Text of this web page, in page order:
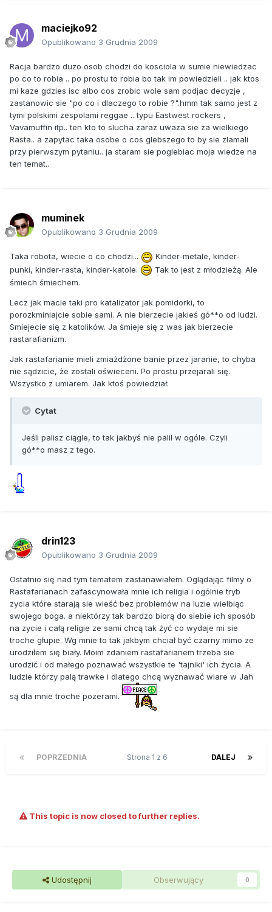
maciejko92
Opublikowano 3 Grudnia 2009
Racja bardzo duzo osob chodzi do kosciola w sumie niewiedzac
po co to robia .. po prostu to robia bo tak im powiedzieli .. jak ktos
mi kaze gdzies isc albo cos zrobic wole sam podjac decyzje ,
zastanowic sie "po co i dlaczego to robie ?".hmm tak samo jest z
tymi polskimi zespolami reggae .. typu Eastwest rockers ,
Vavamuffin itp.. ten kto to slucha zaraz uwaza sie za wielkiego
Rasta.. a zapytac taka osobe o cos glebszego to by sie zlamali
przy pierwszym pytaniu.. ja staram sie poglebiac moja wiedze na
ten temat..
muminek
Opublikowano 3 Grudnia 2009
Taka robota, wiecie o co chodzi...
Kinder-metale, kinder-
punki, kinder-rasta, kinder-katole.
Tak to jest z młodzieżą. Ale
śmiech śmiechem.
Lecz jak macie taki pro katalizator jak pomidorki, to
porozkminiajcie sobie sami. A nie bierzecie jakieś gó**o od ludzi.
Smiejecie się z katolików. Ja śmieje się z was jak bierzecie
rastarafianizm.
Jak rastafarianie mieli zmiażdżone banie przez jaranie, to chyba
nie sądzicie, że zostali oświeceni. Po prostu przejarali się.
Wszystko z umiarem. Jak ktoś powiedział:
Cytat
Jeśli palisz ciągle, to tak jakbyś nie palil w ogóle. Czyli
gó**o masz z tego.
drin123
Opublikowano 3 Grudnia 2009
Ostatnio się nad tym tematem zastanawiałem. Oglądając filmy o
Rastafarianach zafascynowała mnie ich religia i ogólnie tryb
zycia które starają sie wieść bez problemów na luzie wielbiąc
swojego boga. a niektórzy tak bardzo biorą do siebie ich sposób
na zycie i całą religie ze sami chcą tak żyć co wydaje mi sie
troche głupie. Wg mnie to tak jakbym chciał być czarny mimo ze
urodziłem się biały. Moim zdaniem rastafarianem trzeba sie
urodzić i od małego poznawać wszystkie te 'tajniki' ich życia. A
ludzie którzy palą trawke i dlatego chcą wyznawać wiare w Jah
są dla mnie troche pozerami.
POPRZEDNIA DALEJ
Strona 1 z 6
This topic is now closed to further replies.
Udostępnij Obserwujący 0